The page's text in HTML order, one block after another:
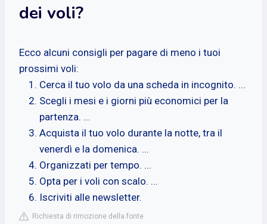
dei voli?
Ecco alcuni consigli per pagare di meno i tuoi
prossimi voli:
Cerca il tuo volo da una scheda in incognito. ...
Scegli i mesi e i giorni più economici per la
partenza. ...
Acquista il tuo volo durante la notte, tra il
venerdì e la domenica. ...
Organizzati per tempo. ...
Opta per i voli con scalo. ...
Iscriviti alle newsletter.
Richiesta di rimozione della fonte